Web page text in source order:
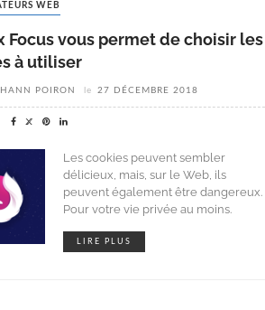
WEB
Focus vous permet de choisir les
à utiliser
POIRON le 27 DÉCEMBRE 2018
Les cookies peuvent sembler
délicieux, mais, sur le Web, ils
peuvent également être dangereux.
Pour votre vie privée au moins.
LIRE PLUS